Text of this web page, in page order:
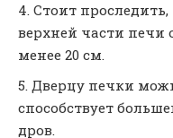
Стоит
верхней части печи
менее 20 см.
Дверцу печки
способствует
дров.